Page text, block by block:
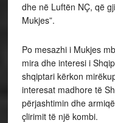
dhe në Luftën NÇ, që
Mukjes”.
Po mesazhi i Mukjes
mira dhe interesi i
shqiptari kërkon
interesat madhore të
përjashtimin dhe
çlirimit të një kombi.